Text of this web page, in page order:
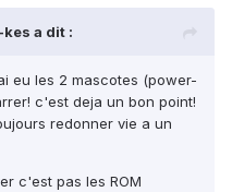
a dit :
eu les 2 mascotes (power-
c'est deja un bon point!
redonner vie a un
c'est pas les ROM